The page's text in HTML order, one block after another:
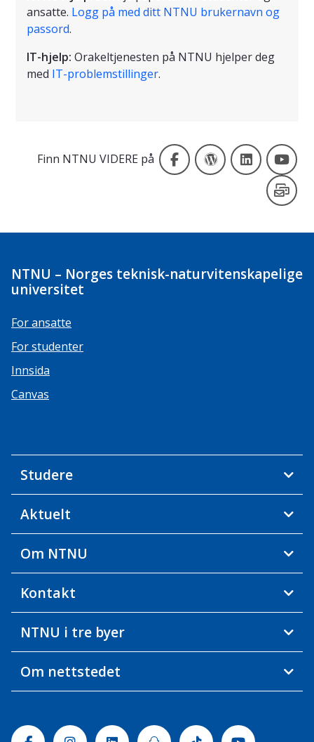
ansatte. Logg på med ditt NTNU brukernavn og
passord.
IT-hjelp: Orakeltjenesten på NTNU hjelper deg
med IT-problemstillinger.
Finn NTNU VIDERE på NTNU VIDERE på
Viderebloggen
NTNU
NTNU – Norges teknisk-naturvitenskapelige
universitet
For ansatte
For studenter
Innsida
Canvas
Studere
Aktuelt
Om NTNU
Kontakt
NTNU i tre byer
Om nettstedet